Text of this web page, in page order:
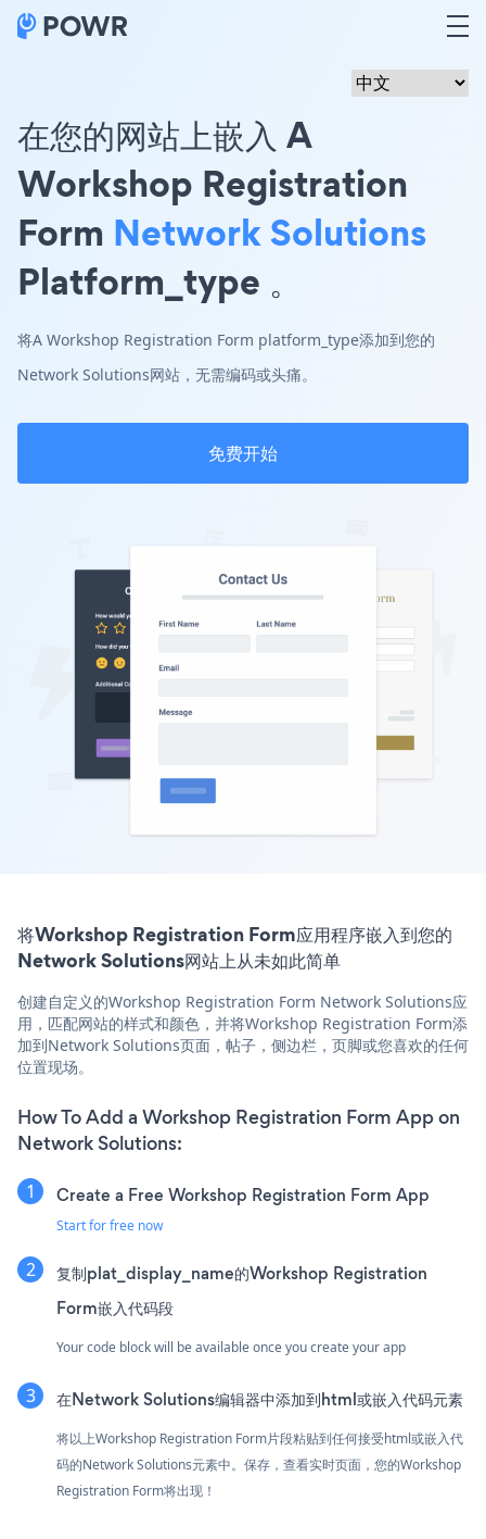
在您的网站上嵌入 A
Workshop Registration
Form Network Solutions
Platform_type 。
将A Workshop Registration Form platform_type添加到您的
Network Solutions网站，无需编码或头痛。
免费开始
将Workshop Registration Form应用程序嵌入到您的
Network Solutions网站上从未如此简单
创建自定义的Workshop Registration Form Network Solutions应
用，匹配网站的样式和颜色，并将Workshop Registration Form添
加到Network Solutions页面，帖子，侧边栏，页脚或您喜欢的任何
位置现场。
How To Add a Workshop Registration Form App on
Network Solutions:
Create a Free Workshop Registration Form App
Start for free now
复制plat_display_name的Workshop Registration
Form嵌入代码段
Your code block will be available once you create your app
在Network Solutions编辑器中添加到html或嵌入代码元素
将以上Workshop Registration Form片段粘贴到任何接受html或嵌入代
码的Network Solutions元素中。保存，查看实时页面，您的Workshop
Registration Form将出现！